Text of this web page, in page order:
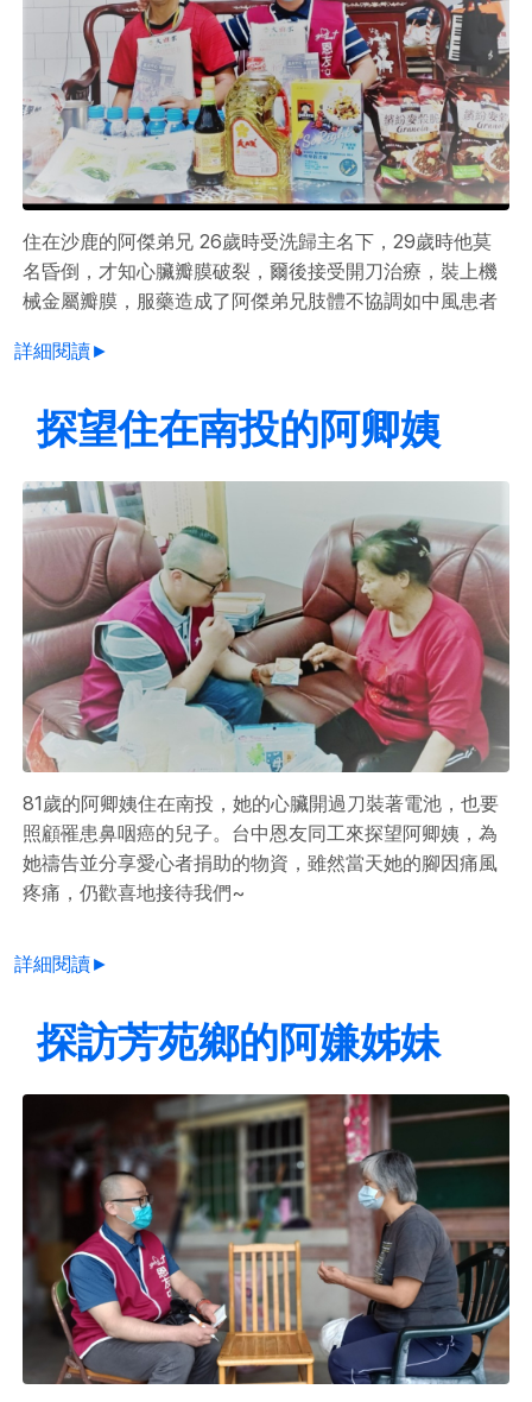
住在沙鹿的阿傑弟兄 26歲時受洗歸主名下，29歲時他莫
名昏倒，才知心臟瓣膜破裂，爾後接受開刀治療，裝上機
械金屬瓣膜，服藥造成了阿傑弟兄肢體不協調如中風患者
詳細閱讀►
探望住在南投的阿卿姨
81歲的阿卿姨住在南投，她的心臟開過刀裝著電池，也要
照顧罹患鼻咽癌的兒子。台中恩友同工來探望阿卿姨，為
她禱告並分享愛心者捐助的物資，雖然當天她的腳因痛風
疼痛，仍歡喜地接待我們~
詳細閱讀►
探訪芳苑鄉的阿嫌姊妹